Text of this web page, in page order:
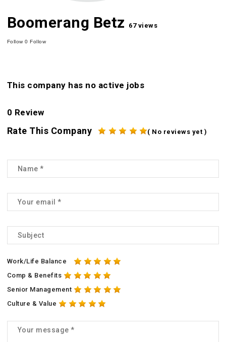
Boomerang Betz 67 views
Follow0 Follow
This company has no active jobs
0 Review
Rate This Company ( No reviews yet )
Work/Life Balance
Comp & Benefits
Senior Management
Culture & Value